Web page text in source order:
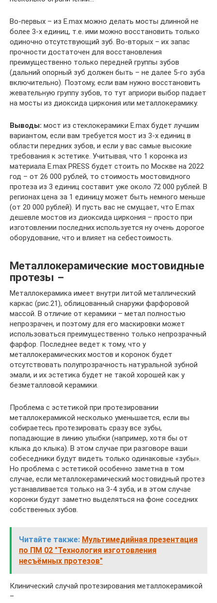
Во-первых – из E.max можно делать мосты длинной не
более 3-х единиц, т.е. ими можно восстановить только
одиночно отсутствующий зуб. Во-вторых – их запас
прочности достаточен для восстановления
преимущественно только передней группы зубов
(дальний опорный зуб должен быть – не далее 5-го зуба
включительно). Поэтому, если вам нужно восстановить
жевательную группу зубов, то тут априори выбор падает
на мосты из диоксида циркония или металлокерамику.
Выводы: мост из стеклокерамики E.max будет лучшим
вариантом, если вам требуется мост из 3-х единиц в
области передних зубов, и если у вас самые высокие
требования к эстетике. Учитывая, что 1 коронка из
материала E.max PRESS будет стоить по Москве на 2022
год – от 26 000 рублей, то стоимость мостовидного
протеза из 3 единиц составит уже около 72 000 рублей. В
регионах цена за 1 единицу может быть немного меньше
(от 20 000 рублей). И пусть вас не смущает, что E.max
дешевле мостов из диоксида циркония – просто при
изготовлении последних используется ну очень дорогое
оборудование, что и влияет на себестоимость.
Металлокерамические мостовидные
протезы –
Металлокерамика имеет внутри литой металлический
каркас (рис.21), облицованный снаружи фарфоровой
массой. В отличие от керамики – метал полностью
непрозрачен, и поэтому для его маскировки может
использоваться преимущественно только непрозрачный
фарфор. Последнее ведет к тому, что у
металлокерамических мостов и коронок будет
отсутствовать полупрозрачность натуральной зубной
эмали, и их эстетика будет не такой хорошей как у
безметалловой керамики.
Проблема с эстетикой при протезировании
металлокерамикой несколько уменьшается, если вы
собираетесь протезировать сразу все зубы,
попадающие в линию улыбки (например, хотя бы от
клыка до клыка). В этом случае при разговоре ваши
собеседники будут видеть только одинаковые «зубы».
Но проблема с эстетикой особенно заметна в том
случае, если металлокерамический мостовидный протез
устанавливается только на 3-4 зуба, и в этом случае
коронки будут заметно выделяться на фоне соседних
собственных зубов.
Читайте также: Мультимедийная презентация
по ПМ 02 "Технология изготовления
несъёмных протезов"
Клинический случай протезирования металлокерамикой
–